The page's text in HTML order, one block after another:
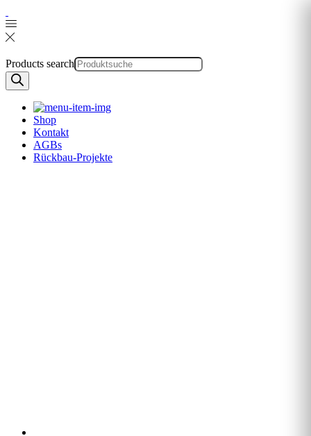
Products search
Shop
Kontakt
AGBs
Rückbau-Projekte